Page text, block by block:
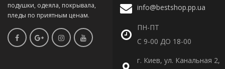
подушки, одеяла, покрывала,
пледы по приятным ценам.
info@bestshop.pp.ua
ПН-ПТ
С 9-00 ДО 18-00
г. Киев, ул. Канальная 2,